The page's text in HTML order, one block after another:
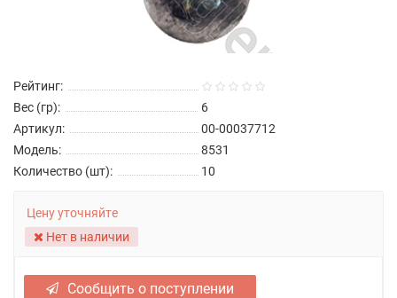
Рейтинг:
Вес (гр):
6
Артикул:
00-00037712
Модель:
8531
Количество (шт):
10
Цену уточняйте
Нет в наличии
Сообщить о поступлении